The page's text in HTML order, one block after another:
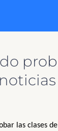
las clases de